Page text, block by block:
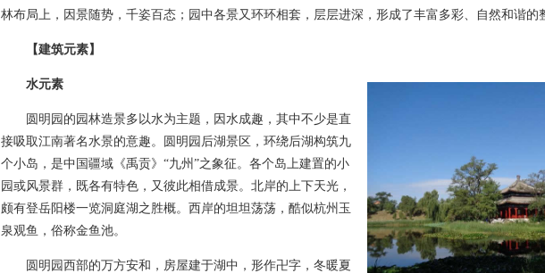
林布局上，因景随势，千姿百态；园中各景又环环相套，层层进深，形成了丰富多彩、自然和谐的
【建筑元素】
水元素
圆明园的园林造景多以水为主题，因水成趣，其中不少是直
接吸取江南著名水景的意趣。圆明园后湖景区，环绕后湖构筑九
个小岛，是中国疆域《禹贡》“九州”之象征。各个岛上建置的小
园或风景群，既各有特色，又彼此相借成景。北岸的上下天光，
颇有登岳阳楼一览洞庭湖之胜概。西岸的坦坦荡荡，酷似杭州玉
泉观鱼，俗称金鱼池。
圆明园西部的万方安和，房屋建于湖中，形作卍字，冬暖夏